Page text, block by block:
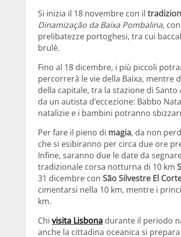
Si inizia il 18 novembre con il
Dinamização da Baixa Pombalina,
prelibatezze portoghesi, tra cui
brulè.
Fino al 18 dicembre, i più piccoli
percorrerà le vie della Baixa, mentre
della capitale, tra la stazione di
da un autista d’eccezione: Babbo
natalizie e i bambini potranno
Per fare il pieno di magia, da non
che si esibiranno per circa due ore
Infine, saranno due le date da
tradizionale corsa notturna di 10 km
31 dicembre con São Silvestre El
cimentarsi nella 10 km, mentre i
km.
Chi visita Lisbona durante il periodo
anche la cittadina oceanica si